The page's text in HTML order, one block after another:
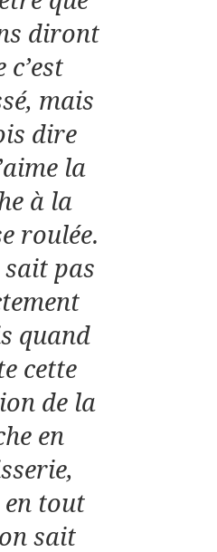
diront
c’est
mais
dire
la
à la
roulée.
sait pas
quand
cette
de la
en
en tout
sait